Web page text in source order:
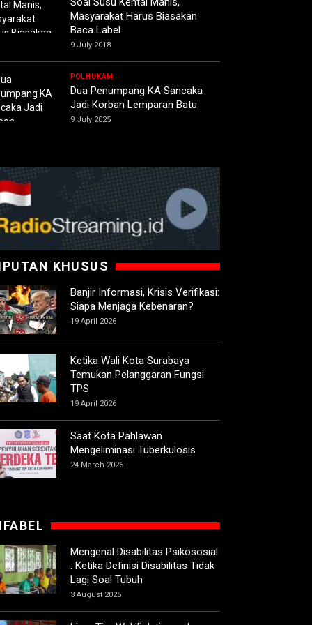
Masyarakat Harus Biasakan
Baca Label
9 July 2018
POLHUKAM
Dua Penumpang KA Sancaka
Jadi Korban Lemparan Batu
9 July 2025
KHUSUS
Banjir Informasi, Krisis Verifikasi:
Siapa Menjaga Kebenaran?
19 April 2026
Ketika Wali Kota Surabaya
Temukan Pelanggaran Fungsi
TPS
19 April 2026
Saat Kota Pahlawan
Mengeliminasi Tuberkulosis
24 March 2026
Mengenal Disabilitas Psikososial
: Ketika Definisi Disabilitas Tidak
Lagi Soal Tubuh
3 August 2026